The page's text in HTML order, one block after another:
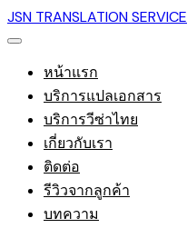
JSN TRANSLATION SERVICE
หน้าแรก
บริการแปลเอกสาร
บริการวีซ่าไทย
เกี่ยวกับเรา
ติดต่อ
รีวิวจากลูกค้า
บทความ